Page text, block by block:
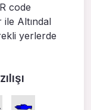
code
Altındal
yerlerde